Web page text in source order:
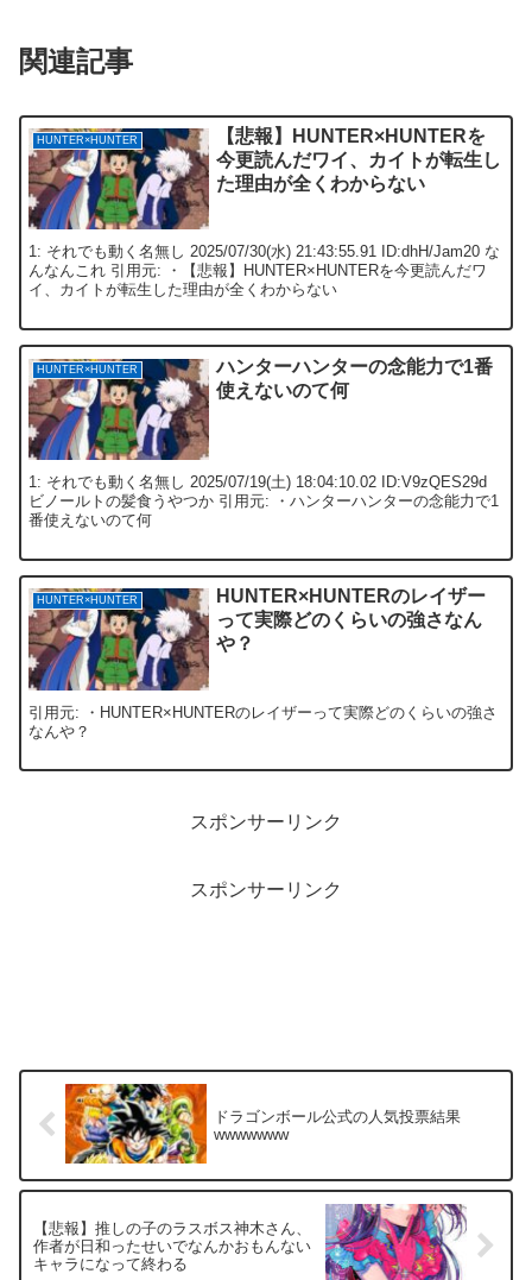
関連記事
HUNTER×HUNTER
【悲報】HUNTER×HUNTERを
今更読んだワイ、カイトが転生し
た理由が全くわからない
1: それでも動く名無し 2025/07/30(水) 21:43:55.91 ID:dhH/Jam20 な
んなんこれ 引用元: ・【悲報】HUNTER×HUNTERを今更読んだワ
イ、カイトが転生した理由が全くわからない
HUNTER×HUNTER
ハンターハンターの念能力で1番
使えないのて何
1: それでも動く名無し 2025/07/19(土) 18:04:10.02 ID:V9zQES29d
ビノールトの髪食うやつか 引用元: ・ハンターハンターの念能力で1
番使えないのて何
HUNTER×HUNTER
HUNTER×HUNTERのレイザー
って実際どのくらいの強さなん
や？
引用元: ・HUNTER×HUNTERのレイザーって実際どのくらいの強さ
なんや？
スポンサーリンク
スポンサーリンク
ドラゴンボール公式の人気投票結果
wwwwwww
【悲報】推しの子のラスボス神木さん、
作者が日和ったせいでなんかおもんない
キャラになって終わる